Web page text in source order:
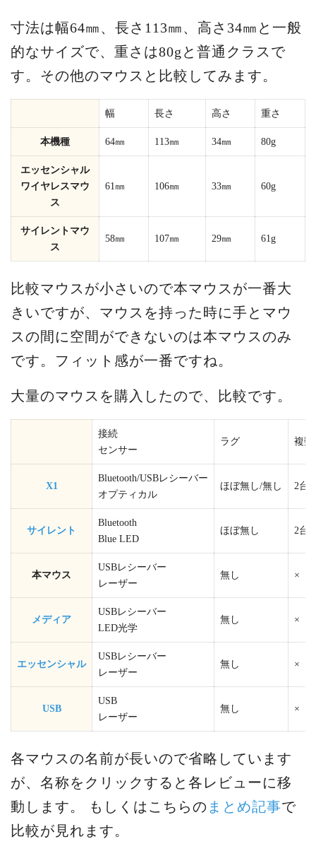
寸法は幅64㎜、長さ113㎜、高さ34㎜と一般
的なサイズで、重さは80gと普通クラスで
す。その他のマウスと比較してみます。
幅 長さ 高さ 重さ
本機種 64㎜ 113㎜ 34㎜ 80g
エッセンシャル
ワイヤレスマウ
ス
61㎜ 106㎜ 33㎜ 60g
サイレントマウ
ス
58㎜ 107㎜ 29㎜ 61g
比較マウスが小さいので本マウスが一番大
きいですが、マウスを持った時に手とマウ
スの間に空間ができないのは本マウスのみ
です。フィット感が一番ですね。
大量のマウスを購入したので、比較です。
接続
センサー
ラグ 複数
X1
Bluetooth/USBレシーバー
オプティカル
ほぼ無し/無し 2台
サイレント
Bluetooth
Blue LED
ほぼ無し 2台
本マウス
USBレシーバー
レーザー
無し ×
メディア
USBレシーバー
LED光学
無し ×
エッセンシャル
USBレシーバー
レーザー
無し ×
USB
USB
レーザー
無し ×
各マウスの名前が長いので省略しています
が、名称をクリックすると各レビューに移
動します。 もしくはこちらの まとめ記事で
比較が見れます。